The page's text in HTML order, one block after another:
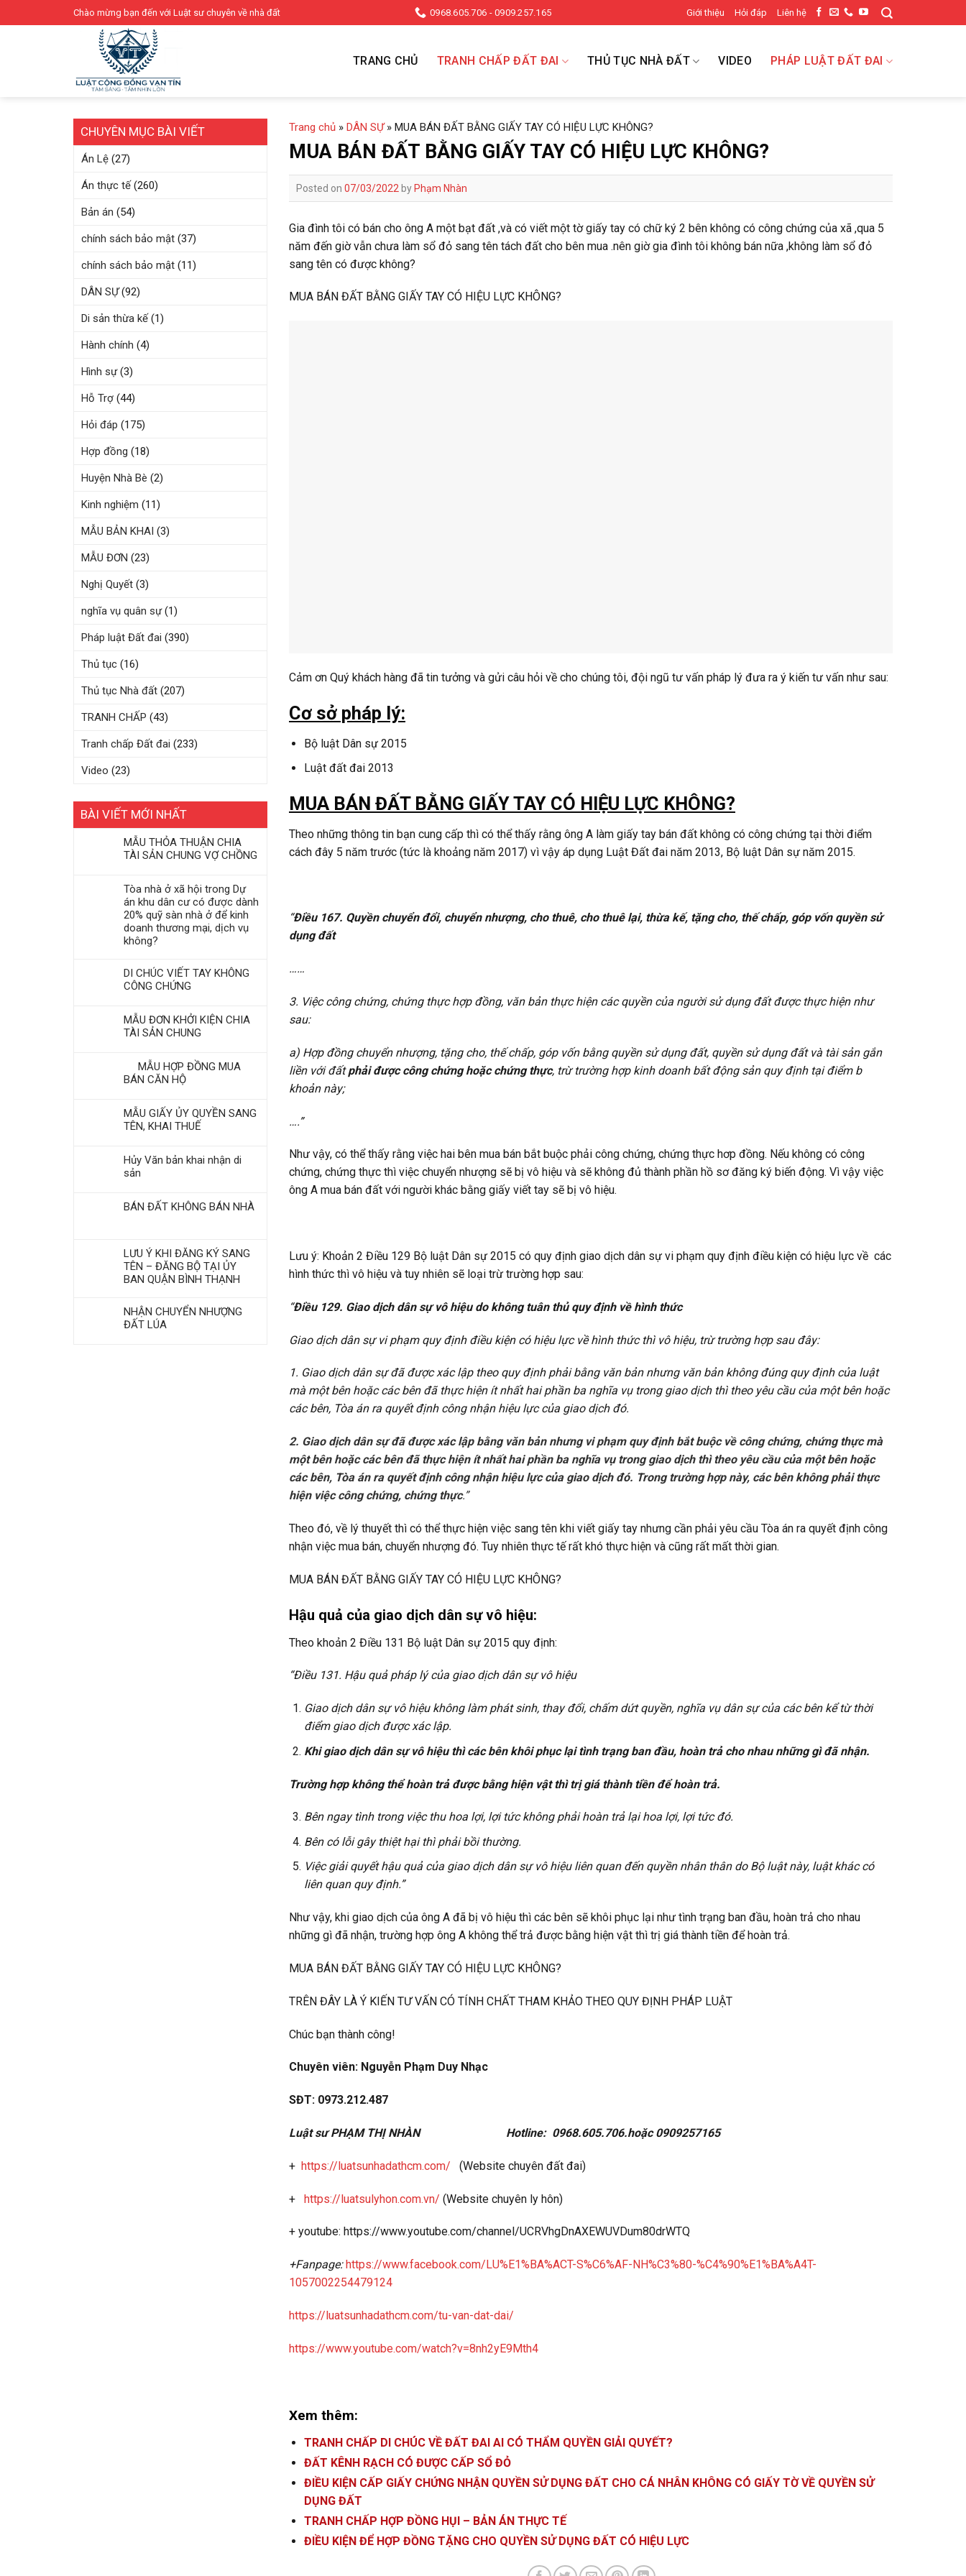
to
Chào mừng bạn đến với Luật sư chuyên về nhà đất 0968.605.706 - 0909.257.165 Giới thiệu Hỏi đáp Liên hệ
TRANG CHỦ TRANH CHẤP ĐẤT ĐAI THỦ TỤC NHÀ ĐẤT VIDEO PHÁP LUẬT ĐẤT ĐAI
CHUYÊN MỤC BÀI VIẾT
Án Lệ (27)
Án thực tế(260)
Bản án (54)
chính sách bảo mật (37)
chính sách bảo mật (11)
DÂN SỰ(92)
Di sản thừa kế(1)
Hành chính (4)
Hình sự(3)
Hỗ Trợ (44)
Hỏi đáp (175)
Hợp đồng (18)
Huyện Nhà Bè (2)
Kinh nghiệm (11)
MẪU BẢN KHAI (3)
MẪU ĐƠN (23)
Nghị Quyết (3)
nghĩa vụ quân sự(1)
Pháp luật Đất đai (390)
Thủ tục (16)
Thủ tục Nhà đất (207)
TRANH CHẤP (43)
Tranh chấp Đất đai (233)
Video (23)
BÀI VIẾT MỚI NHẤT
MẪU THỎA THUẬN CHIA
TÀI SẢN CHUNG VỢ CHỒNG
Tòa nhà ở xã hội trong Dự
án khu dân cư có được dành
20% quỹ sàn nhà ở để kinh
doanh thương mại, dịch vụ
không?
DI CHÚC VIẾT TAY KHÔNG
CÔNG CHỨNG
MẪU ĐƠN KHỞI KIỆN CHIA
TÀI SẢN CHUNG
MẪU HỢP ĐỒNG MUA
BÁN CĂN HỘ
MẪU GIẤY ỦY QUYỀN SANG
TÊN, KHAI THUẾ
Hủy Văn bản khai nhận di
sản
BÁN ĐẤT KHÔNG BÁN NHÀ
LƯU Ý KHI ĐĂNG KÝ SANG
TÊN – ĐĂNG BỘ TẠI ỦY
BAN QUẬN BÌNH THẠNH
NHẬN CHUYỂN NHƯỢNG
ĐẤT LÚA
Trang chủ » DÂN SỰ» MUA BÁN ĐẤT BẰNG GIẤY TAY CÓ HIỆU LỰC KHÔNG?
MUA BÁN ĐẤT BẰNG GIẤY TAY CÓ HIỆU LỰC KHÔNG?
Posted on 07/03/2022 byPhạm Nhàn
Gia đình tôi có bán cho ông A một bạt đất ,và có viết một tờ giấy tay có chữ ký 2 bên không có công chứng của xã ,qua 5
năm đến giờ vẫn chưa làm sổ đỏ sang tên tách đất cho bên mua .nên giờ gia đình tôi không bán nữa ,không làm sổ đỏ
sang tên có được không?
MUA BÁN ĐẤT BẰNG GIẤY TAY CÓ HIỆU LỰC KHÔNG?
Cảm ơn Quý khách hàng đã tin tưởng và gửi câu hỏi về cho chúng tôi, đội ngũ tư vấn pháp lý đưa ra ý kiến tư vấn như sau:
Cơ sở pháp lý:
Bộ luật Dân sự 2015
Luật đất đai 2013
MUA BÁN ĐẤT BẰNG GIẤY TAY CÓ HIỆU LỰC KHÔNG?
Theo những thông tin bạn cung cấp thì có thể thấy rằng ông A làm giấy tay bán đất không có công chứng tại thời điểm
cách đây 5 năm trước (tức là khoảng năm 2017) vì vậy áp dụng Luật Đất đai năm 2013, Bộ luật Dân sự năm 2015.
“Điều 167. Quyền chuyển đổi, chuyển nhượng, cho thuê, cho thuê lại, thừa kế, tặng cho, thế chấp, góp vốn quyền sử
dụng đất
……
3. Việc công chứng, chứng thực hợp đồng, văn bản thực hiện các quyền của người sử dụng đất được thực hiện như
sau:
a) Hợp đồng chuyển nhượng, tặng cho, thế chấp, góp vốn bằng quyền sử dụng đất, quyền sử dụng đất và tài sản gắn
liền với đấtphải được công chứng hoặc chứng thực, trừ trường hợp kinh doanh bất động sản quy định tại điểm b
khoản này;
….”
Như vậy, có thể thấy rằng việc hai bên mua bán bắt buộc phải công chứng, chứng thực hơp đồng. Nếu không có công
chứng, chứng thực thì việc chuyển nhượng sẽ bị vô hiệu và sẽ không đủ thành phần hồ sơ đăng ký biến động. Vì vậy việc
ông A mua bán đất với người khác bằng giấy viết tay sẽ bị vô hiệu.
Lưu ý: Khoản 2 Điều 129 Bộ luật Dân sự 2015 có quy định giao dịch dân sự vi phạm quy định điều kiện có hiệu lực về các
hình thức thì vô hiệu và tuy nhiên sẽ loại trừ trường hợp sau:
“Điều 129. Giao dịch dân sự vô hiệu do không tuân thủ quy định về hình thức
Giao dịch dân sự vi phạm quy định điều kiện có hiệu lực về hình thức thì vô hiệu, trừ trường hợp sau đây:
1. Giao dịch dân sự đã được xác lập theo quy định phải bằng văn bản nhưng văn bản không đúng quy định của luật
mà một bên hoặc các bên đã thực hiện ít nhất hai phần ba nghĩa vụ trong giao dịch thì theo yêu cầu của một bên hoặc
các bên, Tòa án ra quyết định công nhận hiệu lực của giao dịch đó.
2. Giao dịch dân sự đã được xác lập bằng văn bản nhưng vi phạm quy định bắt buộc về công chứng, chứng thực mà
một bên hoặc các bên đã thực hiện ít nhất hai phần ba nghĩa vụ trong giao dịch thì theo yêu cầu của một bên hoặc
các bên, Tòa án ra quyết định công nhận hiệu lực của giao dịch đó. Trong trường hợp này, các bên không phải thực
hiện việc công chứng, chứng thực.”
Theo đó, về lý thuyết thì có thể thực hiện việc sang tên khi viết giấy tay nhưng cần phải yêu cầu Tòa án ra quyết định công
nhận việc mua bán, chuyển nhượng đó. Tuy nhiên thực tế rất khó thực hiện và cũng rất mất thời gian.
MUA BÁN ĐẤT BẰNG GIẤY TAY CÓ HIỆU LỰC KHÔNG?
Hậu quả của giao dịch dân sự vô hiệu:
Theo khoản 2 Điều 131 Bộ luật Dân sự 2015 quy định:
“Điều 131. Hậu quả pháp lý của giao dịch dân sự vô hiệu
Giao dịch dân sự vô hiệu không làm phát sinh, thay đổi, chấm dứt quyền, nghĩa vụ dân sự của các bên kể từ thời
điểm giao dịch được xác lập.
Khi giao dịch dân sự vô hiệu thì các bên khôi phục lại tình trạng ban đầu, hoàn trả cho nhau những gì đã nhận.
Trường hợp không thể hoàn trả được bằng hiện vật thì trị giá thành tiền để hoàn trả.
Bên ngay tình trong việc thu hoa lợi, lợi tức không phải hoàn trả lại hoa lợi, lợi tức đó.
Bên có lỗi gây thiệt hại thì phải bồi thường.
Việc giải quyết hậu quả của giao dịch dân sự vô hiệu liên quan đến quyền nhân thân do Bộ luật này, luật khác có
liên quan quy định.”
Như vậy, khi giao dịch của ông A đã bị vô hiệu thì các bên sẽ khôi phục lại như tình trạng ban đầu, hoàn trả cho nhau
những gì đã nhận, trường hợp ông A không thể trả được bằng hiện vật thì trị giá thành tiền để hoàn trả.
MUA BÁN ĐẤT BẰNG GIẤY TAY CÓ HIỆU LỰC KHÔNG?
TRÊN ĐÂY LÀ Ý KIẾN TƯ VẤN CÓ TÍNH CHẤT THAM KHẢO THEO QUY ĐỊNH PHÁP LUẬT
Chúc bạn thành công!
Chuyên viên: Nguyễn Phạm Duy Nhạc
SĐT: 0973.212.487
Luật sư PHẠM THỊ NHÀN Hotline: 0968.605.706.hoặc 0909257165
+ https://luatsunhadathcm.com/ (Website chuyên đất đai)
+ https://luatsulyhon.com.vn/ (Website chuyên ly hôn)
+ youtube: https://www.youtube.com/channel/UCRVhgDnAXEWUVDum80drWTQ
+Fanpage: https://www.facebook.com/LU%E1%BA%ACT-S%C6%AF-NH%C3%80-%C4%90%E1%BA%A4T-
1057002254479124
https://luatsunhadathcm.com/tu-van-dat-dai/
https://www.youtube.com/watch?v=8nh2yE9Mth4
Xem thêm:
TRANH CHẤP DI CHÚC VỀ ĐẤT ĐAI AI CÓ THẨM QUYỀN GIẢI QUYẾT?
ĐẤT KÊNH RẠCH CÓ ĐƯỢC CẤP SỔ ĐỎ
ĐIỀU KIỆN CẤP GIẤY CHỨNG NHẬN QUYỀN SỬ DỤNG ĐẤT CHO CÁ NHÂN KHÔNG CÓ GIẤY TỜ VỀ QUYỀN SỬ
DỤNG ĐẤT
TRANH CHẤP HỢP ĐỒNG HỤI – BẢN ÁN THỰC TẾ
ĐIỀU KIỆN ĐỂ HỢP ĐỒNG TẶNG CHO QUYỀN SỬ DỤNG ĐẤT CÓ HIỆU LỰC